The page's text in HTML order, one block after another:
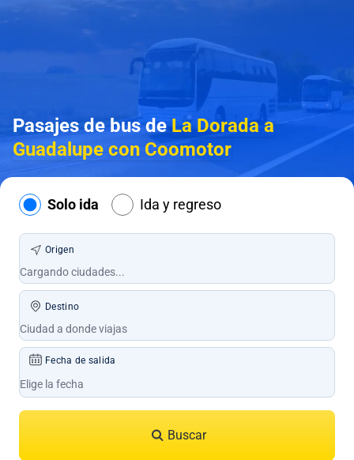
Pasajes de bus deLa Dorada a
Guadalupe con Coomotor
Solo ida Ida y regreso
Origen
Destino
Fecha de salida
Buscar